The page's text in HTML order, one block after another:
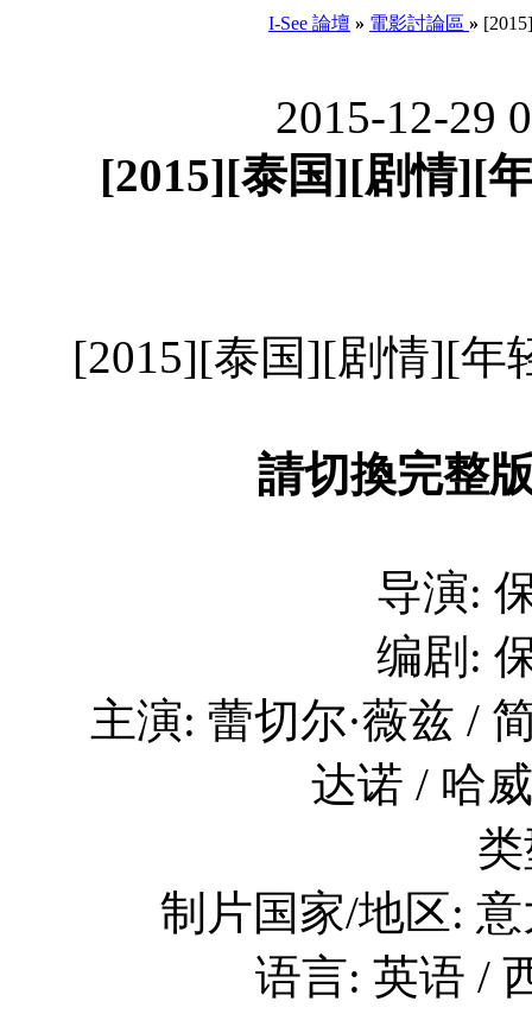
I-See 論壇 » 電影討論區 »
2015-12-29
[2015][泰国][剧情][
[2015][泰国][剧情][年
請切換完整
导演:
编剧:
主演: 蕾切尔·薇兹 /
达诺 / 哈
制片国家/地区:
语言: 英语 /